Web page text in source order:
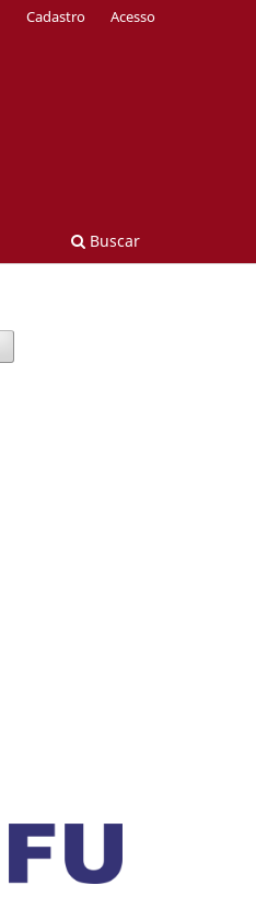
Buscar
Cadastro Acesso